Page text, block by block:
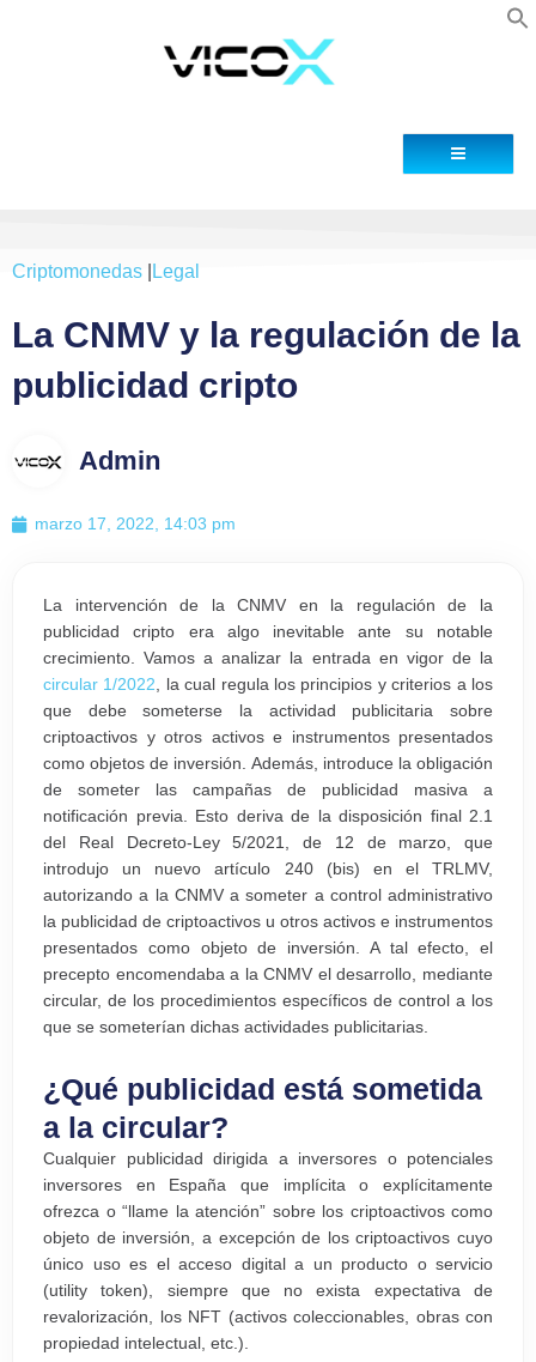
Criptomonedas Legal
La CNMV y la regulación de la
publicidad cripto
Admin
marzo 17, 2022, 14:03 pm
La intervención de la CNMV en la regulación de la
publicidad cripto era algo inevitable ante su notable
crecimiento. Vamos a analizar la entrada en vigor de la
circular 1/2022, la cual regula los principios y criterios a los
que debe someterse la actividad publicitaria sobre
criptoactivos y otros activos e instrumentos presentados
como objetos de inversión. Además, introduce la obligación
de someter las campañas de publicidad masiva a
notificación previa. Esto deriva de la disposición final 2.1
del Real Decreto-Ley 5/2021, de 12 de marzo, que
introdujo un nuevo artículo 240 (bis) en el TRLMV,
autorizando a la CNMV a someter a control administrativo
la publicidad de criptoactivos u otros activos e instrumentos
presentados como objeto de inversión. A tal efecto, el
precepto encomendaba a la CNMV el desarrollo, mediante
circular, de los procedimientos específicos de control a los
que se someterían dichas actividades publicitarias.
¿Qué publicidad está sometida
a la circular?
Cualquier publicidad dirigida a inversores o potenciales
inversores en España que implícita o explícitamente
ofrezca o “llame la atención” sobre los criptoactivos como
objeto de inversión, a excepción de los criptoactivos cuyo
único uso es el acceso digital a un producto o servicio
(utility token), siempre que no exista expectativa de
revalorización, los NFT (activos coleccionables, obras con
propiedad intelectual, etc.).